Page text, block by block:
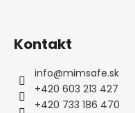
Kontakt
info@mimsafe.sk
+420 603 213 427
+420 733 186 470